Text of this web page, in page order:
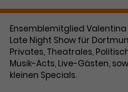
und es wird
geschützten
Name cookie_optin
Dieses Cookie
Analytics
wird verwendet,
Besucher*innen-,
Marketing
Diese Gruppe beinhaltet alle
ermöglichen die Leistung
Werbekampagnen zu
Conversions zu messen.
uns dabei Werbeanzeigen
die Interessen unserer
Name
Cookie-Informationen
Ensemblemitglied
Late Night Show für
Privates, Theatrales,
Musik-Acts, Live-Gästen,
kleinen Specials.